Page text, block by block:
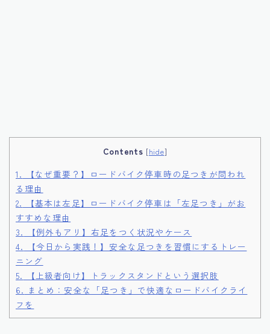
Contents [hide]
1.
【なぜ重要？】ロードバイク停車時の足つきが問われ
る理由
2.
【基本は左足】ロードバイク停車は「左足つき」がお
すすめな理由
3.
【例外もアリ】右足をつく状況やケース
4.
【今日から実践！】安全な足つきを習慣にするトレー
ニング
5.
【上級者向け】トラックスタンドという選択肢
6. まとめ：安全な「足つき」で快適なロードバイクライ
フを